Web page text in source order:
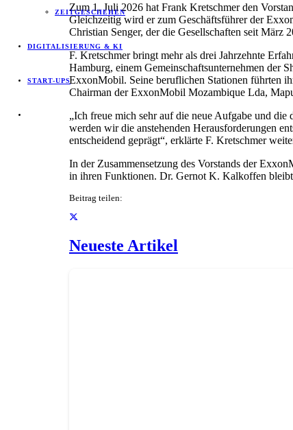
ZEITGESCHEHEN
DIGITALISIERUNG & KI
START-UPS
Zum 1. Juli 2026 hat Frank Kretschmer den
Gleichzeitig wird er zum Geschäftsführer der
Christian Senger, der die Gesellschaften seit März
F. Kretschmer bringt mehr als drei Jahrzehnte
Hamburg, einem Gemeinschaftsunternehmen der
ExxonMobil. Seine beruflichen Stationen führten
Chairman der ExxonMobil Mozambique Lda,
„Ich freue mich sehr auf die neue Aufgabe und die
werden wir die anstehenden Herausforderungen
entscheidend geprägt“, erklärte F. Kretschmer
In der Zusammensetzung des Vorstands der
in ihren Funktionen. Dr. Gernot K. Kalkoffen bleibt
Beitrag teilen:
Neueste Artikel